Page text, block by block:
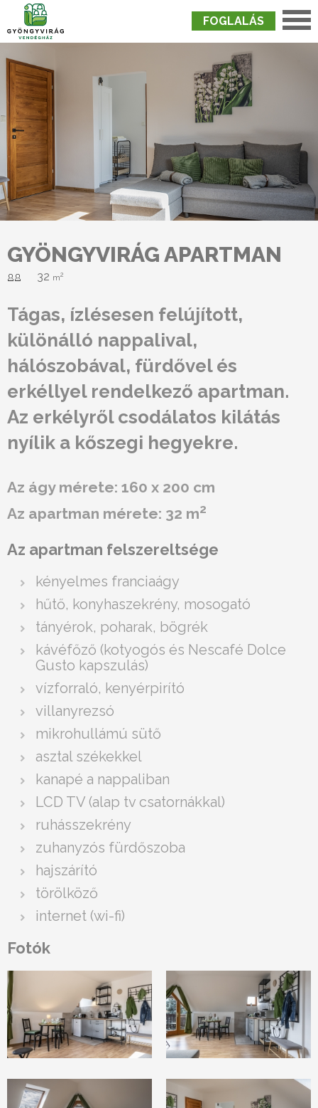
FOGLALÁS
Nyitólap
GYÖNGYVIRÁG APARTMAN
32 m2
Tágas, ízlésesen felújított,
különálló nappalival,
hálószobával, fürdővel és
erkéllyel rendelkező apartman.
Az erkélyről csodálatos kilátás
nyílik a kőszegi hegyekre.
Az ágy mérete: 160 x 200 cm
Az apartman mérete: 32 m2
Az apartman felszereltsége
kényelmes franciaágy
hűtő, konyhaszekrény, mosogató
tányérok, poharak, bögrék
kávéfőző (kotyogós és Nescafé Dolce
Gusto kapszulás)
vízforraló, kenyérpirító
villanyrezsó
mikrohullámú sütő
asztal székekkel
kanapé a nappaliban
LCD TV (alap tv csatornákkal)
ruhásszekrény
zuhanyzós fürdőszoba
hajszárító
törölköző
internet (wi-fi)
Fotók